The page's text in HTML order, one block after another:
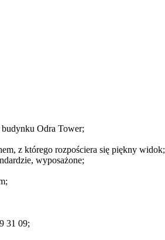
Odra Tower;
z którego rozpościera się piękny widok;
wyposażone;
31 09;